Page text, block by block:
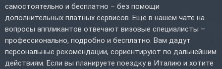
самостоятельно и бесплатно – без помощи
дополнительных платных сервисов. Еще в нашем чате на
вопросы аппликантов отвечают визовые специалисты –
профессионально, подробно и бесплатно. Вам дадут
персональные рекомендации, сориентируют по дальнейшим
действиям. Если вы планируете поездку в Италию и хотите